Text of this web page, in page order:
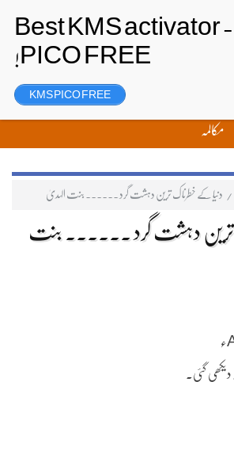
رجسٹر
مکالمہ
/ دنیا کے خطرناک ترین دہشت گرد ۔۔۔۔۔۔ بنت الہدیٰ
ترین دہشت گرد ۔۔۔۔۔۔ بنت
دیکھی گئی۔
KMS PICO FREE